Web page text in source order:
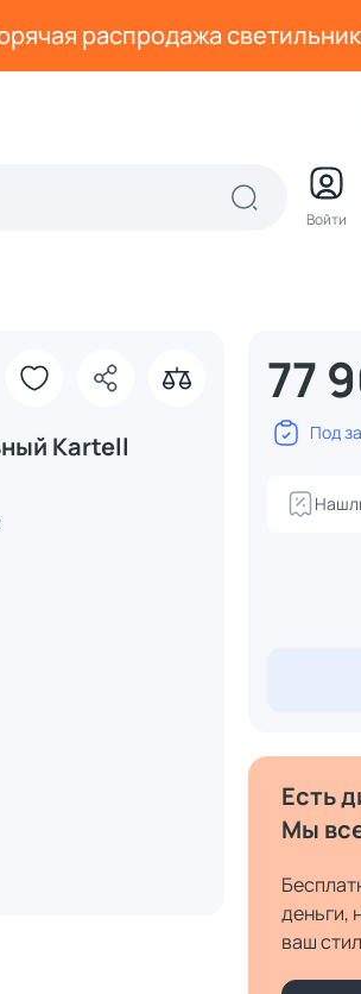
распродажа
Войти
Kartell
77
Под
Есть
Мы
деньги,
ваш